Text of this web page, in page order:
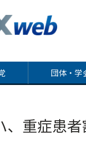
団体・学
、重症患